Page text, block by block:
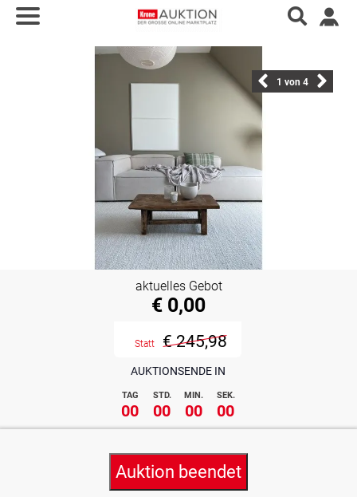
1 von 4
AUKTIONSENDE IN
TAG STD. MIN. SEK.
00 00 00 00
aktuelles Gebot
€ 0,00
Statt € 245,98
Auktion beendet